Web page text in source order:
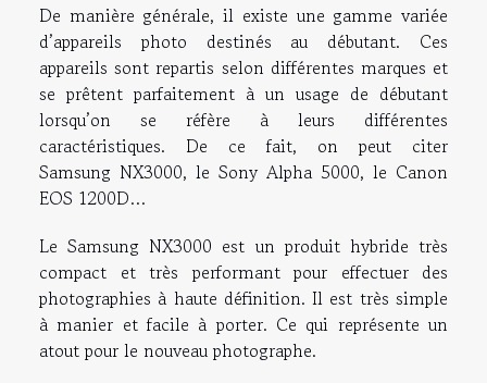
De manière générale, il existe une gamme variée
d’appareils photo destinés au débutant. Ces
appareils sont repartis selon différentes marques et
se prêtent parfaitement à un usage de débutant
lorsqu’on se réfère à leurs différentes
caractéristiques. De ce fait, on peut citer
Samsung NX3000, le Sony Alpha 5000, le Canon
EOS 1200D…
Le Samsung NX3000 est un produit hybride très
compact et très performant pour effectuer des
photographies à haute définition. Il est très simple
à manier et facile à porter. Ce qui représente un
atout pour le nouveau photographe.